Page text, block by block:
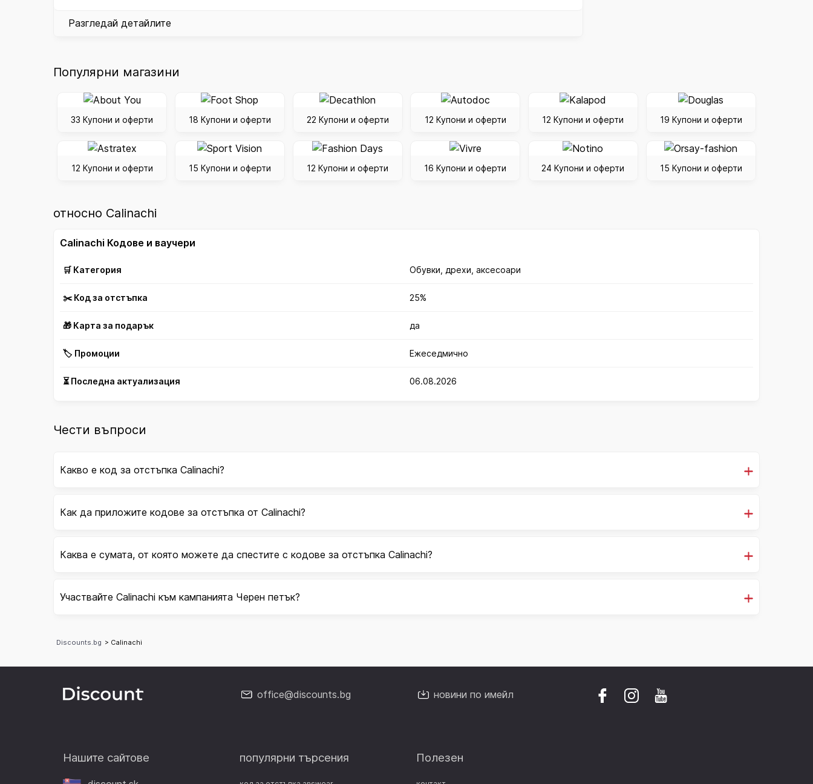
Разгледай детайлите
Популярни магазини
33 Купони и оферти 18 Купони и оферти 22 Купони и оферти 12 Купони и оферти 12 Купони и оферти 19 Купони и оферти
12 Купони и оферти 15 Купони и оферти 12 Купони и оферти 16 Купони и оферти 24 Купони и оферти 15 Купони и оферти
относно Calinachi
Calinachi Кодове и ваучери
🛒 Категория Обувки, дрехи, аксесоари
✂️ Код за отстъпка 25%
🎁 Карта за подарък да
🏷️ Промоции Ежеседмично
⏳ Последна актуализация 06.08.2026
Чести въпроси
Какво е код за отстъпка Calinachi?
Как да приложите кодове за отстъпка от Calinachi?
Каква е сумата, от която можете да спестите с кодове за отстъпка Calinachi?
Участвайте Calinachi към кампанията Черен петък?
Discounts.bg > Calinachi
office@discounts.bg новини по имейл
Нашите сайтове популярни търсения Полезен